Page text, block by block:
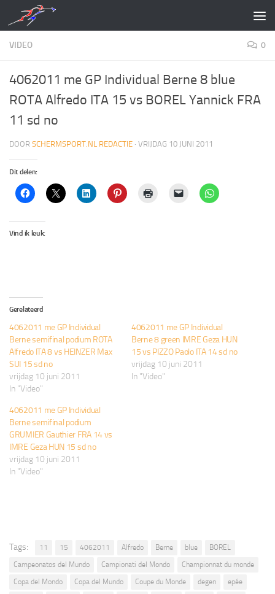
Doorgaan naar inhoud
VIDEO 0
4062011 me GP Individual Berne 8 blue
ROTA Alfredo ITA 15 vs BOREL Yannick FRA
11 sd no
DOOR SCHERMSPORT.NL REDACTIE · VRIJDAG 10 JUNI 2011
Dit delen:
Vind ik leuk:
Gerelateerd
4062011 me GP Individual
Berne semifinal podium ROTA
Alfredo ITA 8 vs HEINZER Max
SUI 15 sd no
vrijdag 10 juni 2011
In "Video"
4062011 me GP Individual
Berne 8 green IMRE Geza HUN
15 vs PIZZO Paolo ITA 14 sd no
vrijdag 10 juni 2011
In "Video"
4062011 me GP Individual
Berne semifinal podium
GRUMIER Gauthier FRA 14 vs
IMRE Geza HUN 15 sd no
vrijdag 10 juni 2011
In "Video"
Tags: 11 15 4062011 Alfredo Berne blue
BOREL
Campeonatos del Mundo
Campionati del Mondo
Championnat du monde
Copa del Mondo
Copa del Mundo Coupe du Monde degen
epée